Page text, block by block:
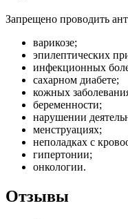
Запрещено проводить
варикозе;
эпилептических
инфекционных
сахарном диабете;
кожных
беременности;
нарушении
менструациях;
неполадках с
гипертонии;
онкологии.
Отзывы